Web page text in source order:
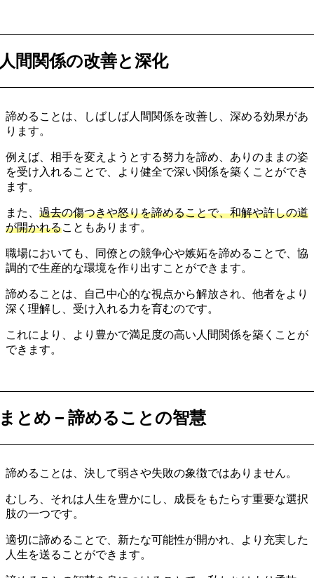
間関係の改善と深化
諦めることは、しばしば人間関係を改善し、深める効果があ
ります。
例えば、相手を変えようとする努力を諦め、ありのままの姿
を受け入れることで、より健全で深い関係を築くことができ
ます。
また、 過去の傷つきや怒りを諦めることで、和解や許しの道
が開かれることもあります。
職場においても、同僚との競争心や嫉妬を諦めることで、協
調的で生産的な環境を作り出すことができます。
諦めることは、自己中心的な視点から解放され、他者をより
深く理解し、受け入れる力を育むのです。
これにより、より豊かで満足度の高い人間関係を築くことが
できます。
とめ – 諦めることの智慧
諦めることは、決して弱さや失敗の象徴ではありません。
むしろ、それは人生を豊かにし、成長をもたらす重要な選択
肢の一つです。
適切に諦めることで、新たな可能性が開かれ、より充実した
人生を送ることができます。